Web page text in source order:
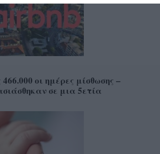
οι ημέρες μίσθωσης –
σε μια 5ετία